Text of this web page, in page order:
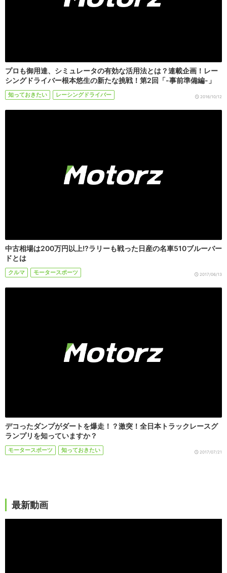
プロも御用達、シミュレータの有効な活用法とは？連載企画！レー
シングドライバー根本悠生の新たな挑戦！第2回「-事前準備編-」
知っておきたい レーシングドライバー 2016/10/12
中古相場は200万円以上!?ラリーも戦った日産の名車510ブルーバー
ドとは
クルマ モータースポーツ 2017/06/13
デコったダンプがダートを爆走！？激突！全日本トラックレースグ
ランプリを知っていますか？
モータースポーツ 知っておきたい 2017/07/21
最新動画